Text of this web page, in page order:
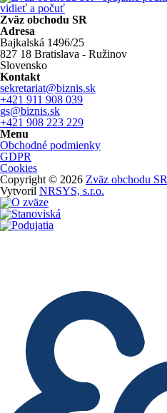
Zväz obchodu SR
Adresa
Bajkalská 1496/25
827 18 Bratislava - Ružinov
Slovensko
Kontakt
sekretariat@biznis.sk
+421 911 908 039
gs@biznis.sk
+421 908 223 229
Menu
Obchodné podmienky
GDPR
Cookies
Copyright © 2026 Zväz obchodu SR
Vytvoril NRSYS, s.r.o.